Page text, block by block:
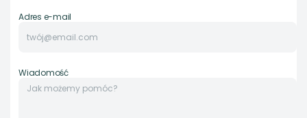
Adres e-mail
Wiadomość